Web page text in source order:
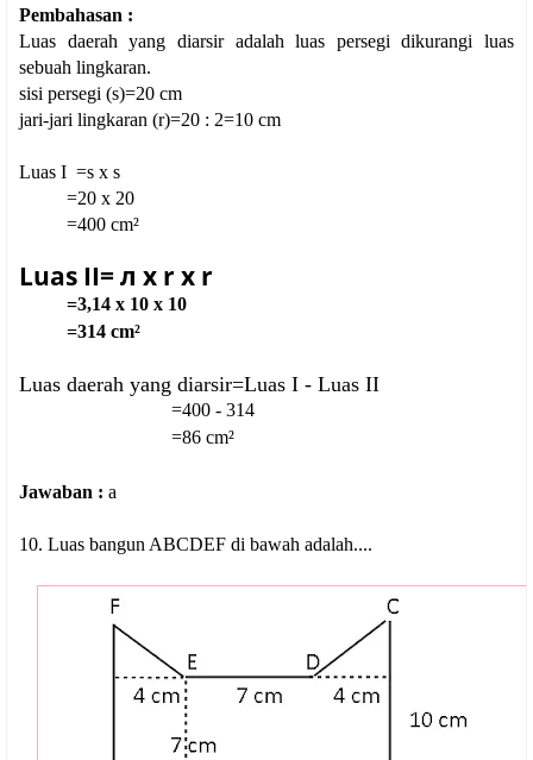
Pembahasan :
Luas daerah yang diarsir adalah luas persegi dikurangi luas
sebuah lingkaran.
sisi persegi (s)=20 cm
jari-jari lingkaran (r)=20 : 2=10 cm
Luas I =s x s
=20 x 20
=400 cm²
Luas II= л x r x r
=3,14 x 10 x 10
=314 cm²
Luas daerah yang diarsir=Luas I - Luas II
=400 - 314
=86 cm²
Jawaban : a
10. Luas bangun ABCDEF di bawah adalah....